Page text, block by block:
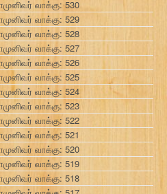
வாக்கு: 530
வாக்கு: 529
வாக்கு: 528
வாக்கு: 527
வாக்கு: 526
வாக்கு: 525
வாக்கு: 524
வாக்கு: 523
வாக்கு: 522
வாக்கு: 521
வாக்கு: 520
வாக்கு: 519
வாக்கு: 518